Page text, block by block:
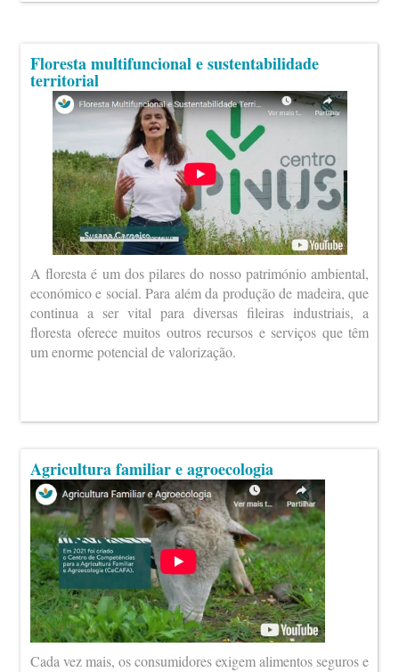
Floresta multifuncional e sustentabilidade
territorial
A floresta é um dos pilares do nosso património ambiental,
económico e social. Para além da produção de madeira, que
continua a ser vital para diversas fileiras industriais, a
floresta oferece muitos outros recursos e serviços que têm
um enorme potencial de valorização.
Agricultura familiar e agroecologia
Cada vez mais, os consumidores exigem alimentos seguros e